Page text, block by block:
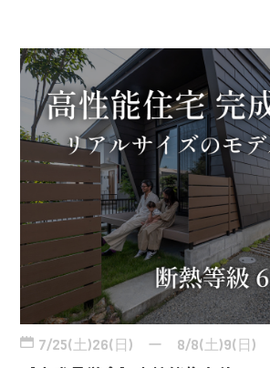
7/25(土)26(日) ー 8/8(土)9(日)